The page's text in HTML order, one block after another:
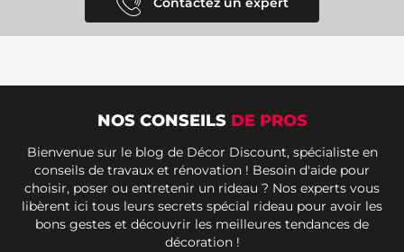
NOS CONSEILS DE PROS
Bienvenue sur le blog de Décor Discount, spécialiste en
conseils de travaux et rénovation ! Besoin d'aide pour
choisir, poser ou entretenir un rideau ? Nos experts vous
libèrent ici tous leurs secrets spécial rideau pour avoir les
bons gestes et découvrir les meilleures tendances de
décoration !